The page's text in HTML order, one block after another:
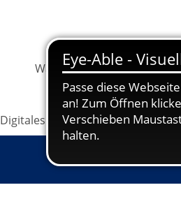
Warenkorb Information
Digitales Grundbildung